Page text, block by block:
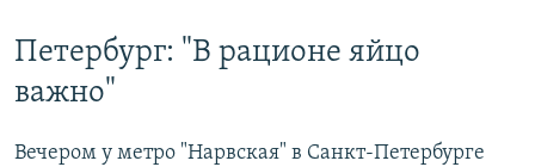
Петербург: "В рационе яйцо
важно"
Вечером у метро "Нарвская" в Санкт-Петербурге